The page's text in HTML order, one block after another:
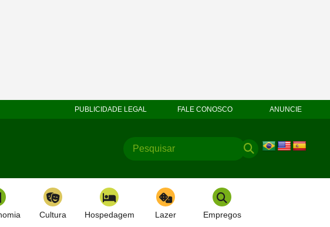
PUBLICIDADE LEGAL FALE CONOSCO ANUNCIE
Cultura Hospedagem Lazer Empregos